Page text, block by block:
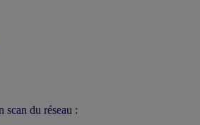
scan du réseau :